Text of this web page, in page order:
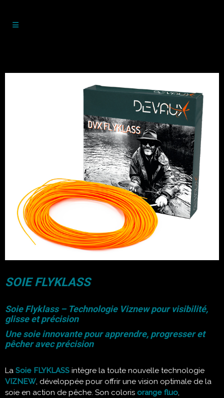
SOIE FLYKLASS
Soie Flyklass – Technologie Viznew pour visibilité,
glisse et précision
Une soie innovante pour apprendre, progresser et
pêcher avec précision
La Soie FLYKLASS intègre la toute nouvelle technologie
VIZNEW, développée pour offrir une vision optimale de la
soie en action de pêche. Son coloris orange fluo,